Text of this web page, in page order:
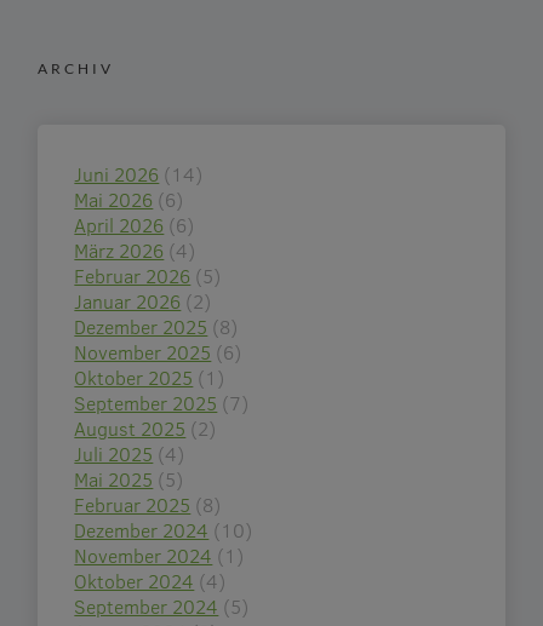
ARCHIV
Juni 2026 (14)
Mai 2026 (6)
April 2026 (6)
März 2026 (4)
Februar 2026 (5)
Januar 2026 (2)
Dezember 2025 (8)
November 2025 (6)
Oktober 2025 (1)
September 2025 (7)
August 2025 (2)
Juli 2025 (4)
Mai 2025 (5)
Februar 2025 (8)
Dezember 2024 (10)
November 2024 (1)
Oktober 2024 (4)
September 2024 (5)